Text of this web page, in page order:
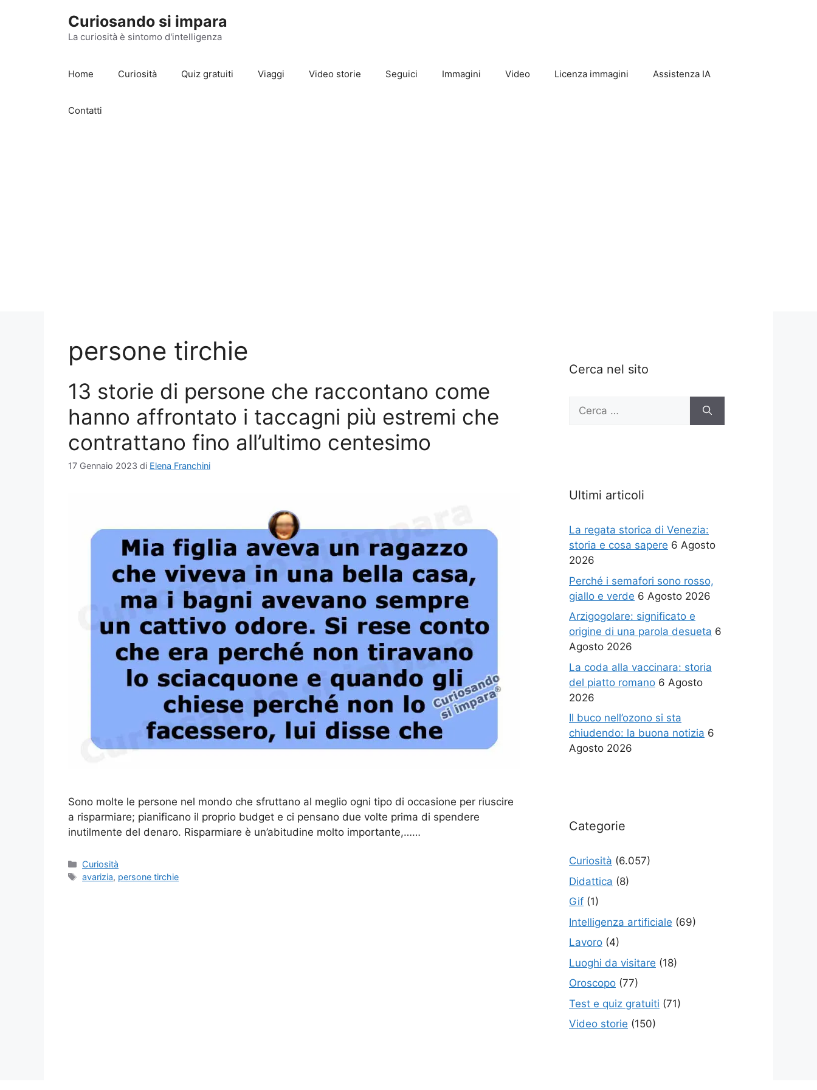
Curiosando si impara
La curiosità è sintomo d'intelligenza
Home Curiosità Quiz gratuiti Viaggi Video storie Seguici Immagini Video Licenza immagini Assistenza IA
Contatti
persone tirchie
13 storie di persone che raccontano come
hanno affrontato i taccagni più estremi che
contrattano fino all’ultimo centesimo
17 Gennaio 2023 di Elena Franchini
Sono molte le persone nel mondo che sfruttano al meglio ogni tipo di occasione per riuscire
a risparmiare; pianificano il proprio budget e ci pensano due volte prima di spendere
inutilmente del denaro. Risparmiare è un’abitudine molto importante,……
Categorie
Curiosità
Tag
avarizia, persone tirchie
Cerca nel sito
Ricerca
Ultimi articoli
La regata storica di Venezia:
storia e cosa sapere 6 Agosto
2026
Perché i semafori sono rosso,
giallo e verde 6 Agosto 2026
Arzigogolare: significato e
origine di una parola desueta 6
Agosto 2026
La coda alla vaccinara: storia
del piatto romano 6 Agosto
2026
Il buco nell’ozono si sta
chiudendo: la buona notizia 6
Agosto 2026
Categorie
Curiosità (6.057)
Didattica (8)
Gif (1)
Intelligenza artificiale (69)
Lavoro (4)
Luoghi da visitare (18)
Oroscopo (77)
Test e quiz gratuiti (71)
Video storie (150)